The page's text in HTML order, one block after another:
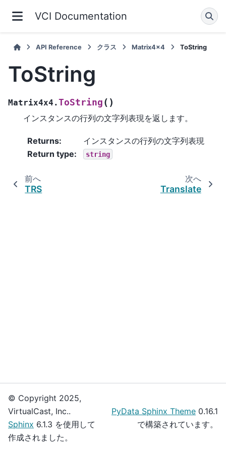
VCI Documentation
API Reference クラス Matrix4x4 ToString
ToString
Matrix4x4.ToString ( )
インスタンスの行列の文字列表現を返します。
Returns:
インスタンスの行列の文字列表現
Return type: string
前へ
TRS
次へ
Translate
© Copyright 2025,
VirtualCast, Inc..
Sphinx 6.1.3 を使用して
作成されました。
PyData Sphinx Theme 0.16.1
で構築されています。